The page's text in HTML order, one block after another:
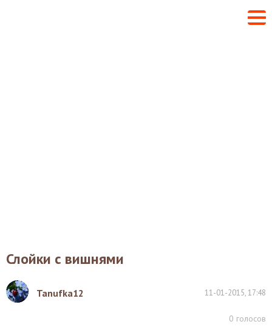
Слойки с вишнями
Tanufka12 11-01-2015, 17:48
0 голосов